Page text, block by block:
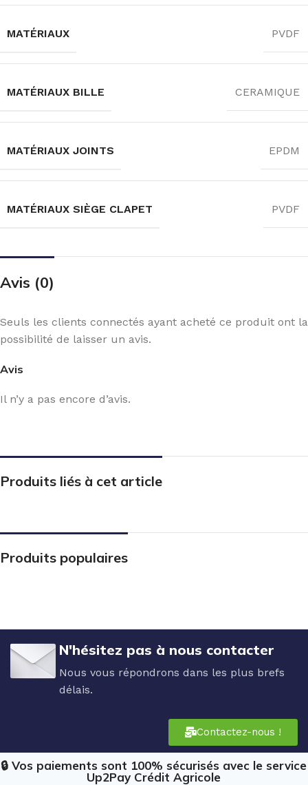
MATÉRIAUX PVDF
MATÉRIAUX BILLE CERAMIQUE
MATÉRIAUX JOINTS EPDM
MATÉRIAUX SIÈGE CLAPET PVDF
Avis (0)
Avis
Il n’y a pas encore d’avis.
Seuls les clients connectés ayant acheté ce produit ont la
possibilité de laisser un avis.
Produits liés à cet article
Produits populaires
N'hésitez pas à nous contacter
Nous vous répondrons dans les plus brefs
délais.
Contactez-nous !
🔒 Vos paiements sont 100% sécurisés avec le service
Up2Pay Crédit Agricole